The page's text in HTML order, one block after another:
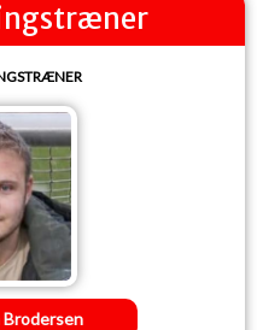
Brodersen